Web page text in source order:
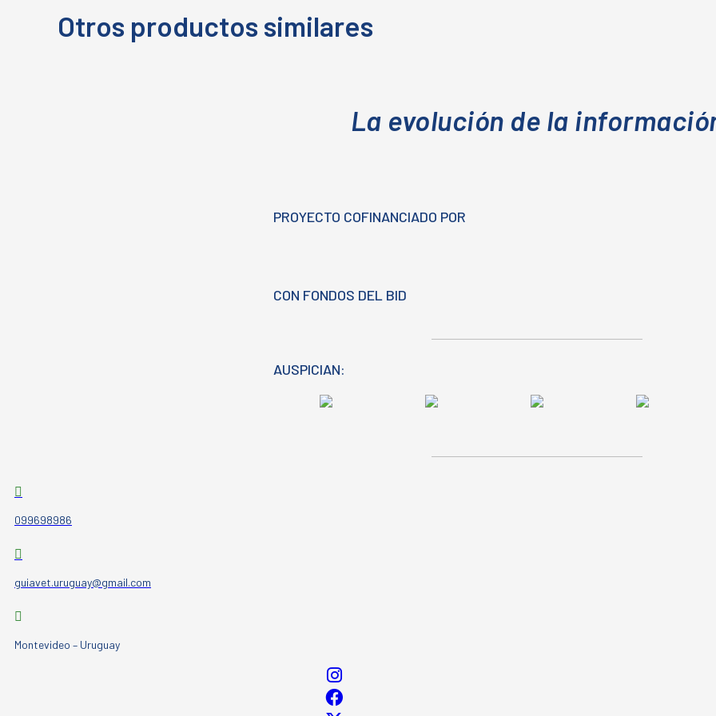
Otros productos similares
La evolución de la
PROYECTO COFINANCIADO POR
CON FONDOS DEL BID
AUSPICIAN:
099698986
guiavet.uruguay@gmail.com
Montevideo – Uruguay